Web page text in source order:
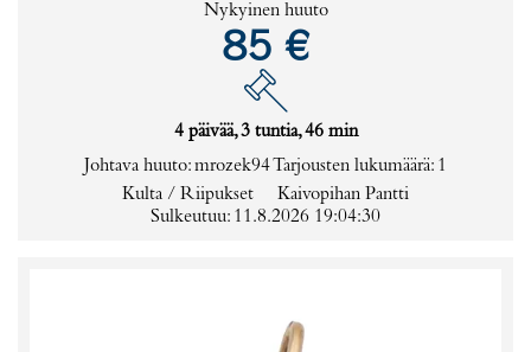
Nykyinen huuto
85 €
4 päivää, 3 tuntia, 46 min
Johtava huuto:mrozek94Tarjousten lukumäärä: 1
Kulta / Riipukset
Kaivopihan Pantti
Sulkeutuu: 11.8.2026 19:04:30